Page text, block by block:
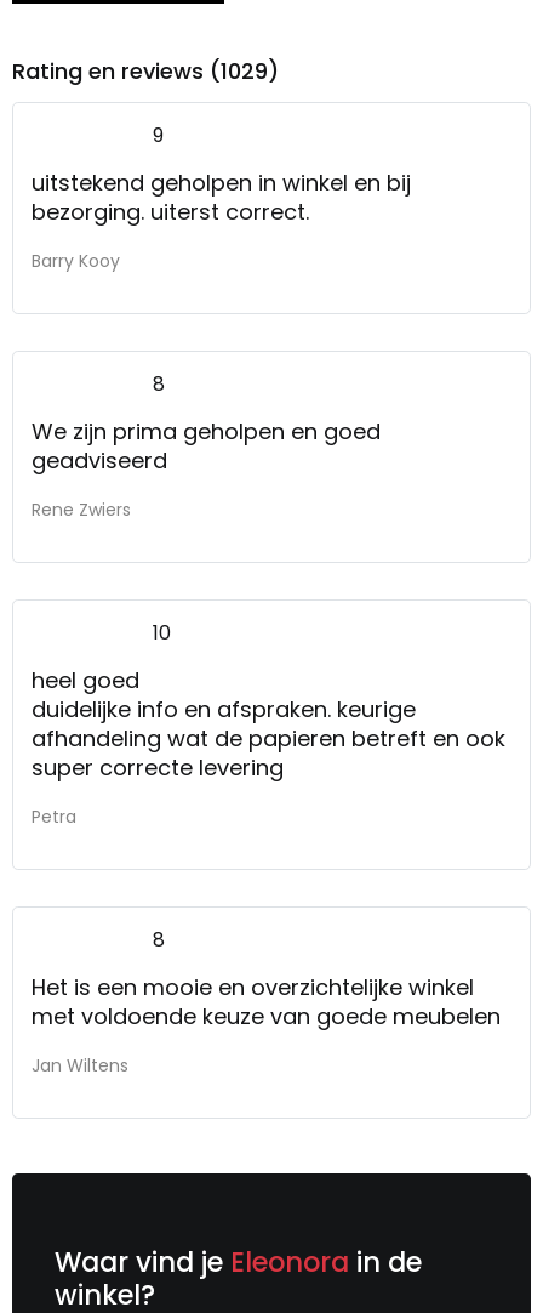
Rating en reviews (1029)
9
uitstekend geholpen in winkel en bij
bezorging. uiterst correct.
Barry Kooy
8
We zijn prima geholpen en goed
geadviseerd
Rene Zwiers
10
heel goed
duidelijke info en afspraken. keurige
afhandeling wat de papieren betreft en ook
super correcte levering
Petra
8
Het is een mooie en overzichtelijke winkel
met voldoende keuze van goede meubelen
Jan Wiltens
Waar vind je Eleonora in de
winkel?